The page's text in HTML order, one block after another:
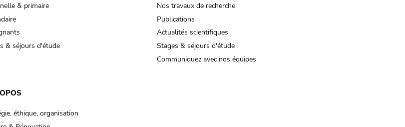
& primaire
& séjours d'étude
Nos travaux de recherche
Publications
Actualités scientifiques
Stages & séjours d'étude
Communiquez avec nos équipes
éthique, organisation